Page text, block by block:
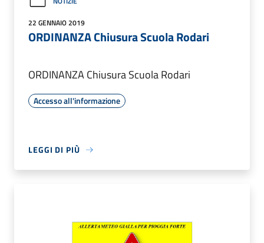
22 GENNAIO 2019
ORDINANZA Chiusura Scuola Rodari
ORDINANZA Chiusura Scuola Rodari
Accesso all'informazione
LEGGI DI PIÙ